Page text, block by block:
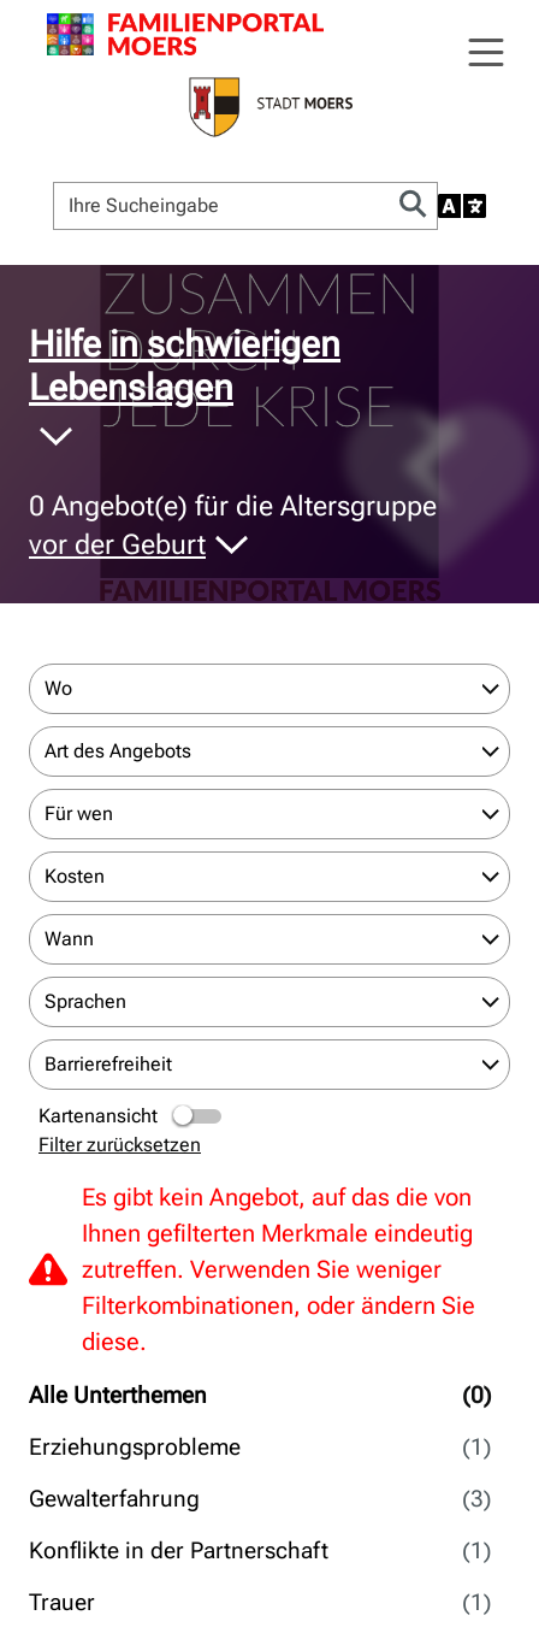
© Bildnachweis
Hilfe in schwierigen
Lebenslagen
0 Angebot(e) für die Altersgruppe
vor der Geburt
Alle Unterthemen
(0)
Erziehungsprobleme
(1)
Gewalterfahrung
(3)
Konflikte in der Partnerschaft
(1)
Trauer
(1)
Wo
Art des Angebots
Für wen
Kosten
Wann
Sprachen
Barrierefreiheit
Kartenansicht
Filter zurücksetzen
Es gibt kein Angebot, auf das die von
Ihnen gefilterten Merkmale eindeutig
zutreffen. Verwenden Sie weniger
Filterkombinationen, oder ändern Sie
diese.